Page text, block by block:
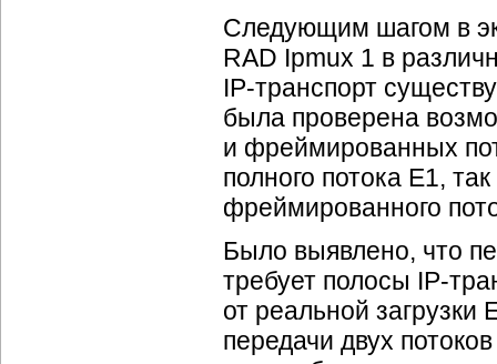
Следующим шагом в
RAD Ipmux 1 в
IP-транспорт
была проверена
и фреймированных
полного потока E1,
фреймированного
Было выявлено, что
требует полосы IP-
от реальной
передачи двух